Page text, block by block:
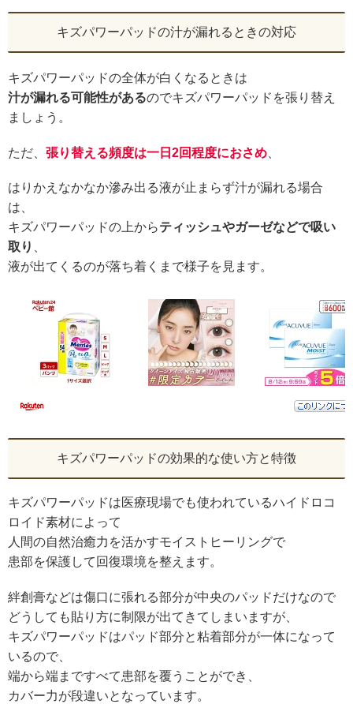
キズパワーパッドの汁が漏れるときの対応
キズパワーパッドの全体が白くなるときは
汁が漏れる可能性があるのでキズパワーパッドを張り替え
ましょう。
ただ、 張り替える頻度は一日2回程度におさめ
はりかえなかなか滲み出る液が止まらず汁が漏れる場合
は、
キズパワーパッドの上からティッシュやガーゼなどで吸い
取り
液が出てくるのが落ち着くまで様子を見ます。
キズパワーパッドの効果的な使い方と特徴
キズパワーパッドは医療現場でも使われているハイドロコ
ロイド素材によって
人間の自然治癒力を活かすモイストヒーリングで
患部を保護して回復環境を整えます。
絆創膏などは傷口に張れる部分が中央のパッドだけなので
どうしても貼り方に制限が出てきてしまいますが、
キズパワーパッドはパッド部分と粘着部分が一体になって
いるので、
端から端まですべて患部を覆うことができ、
カバー力が段違いとなっています。